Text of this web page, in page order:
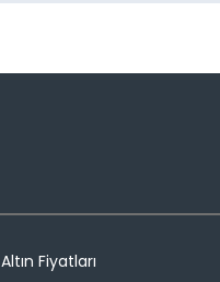
Altın Fiyatları